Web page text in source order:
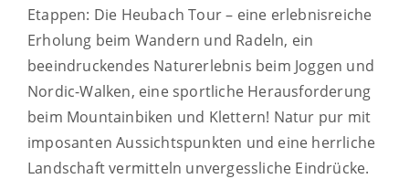
Etappen: Die Heubach Tour – eine erlebnisreiche
Erholung beim Wandern und Radeln, ein
beeindruckendes Naturerlebnis beim Joggen und
Nordic-Walken, eine sportliche Herausforderung
beim Mountainbiken und Klettern! Natur pur mit
imposanten Aussichtspunkten und eine herrliche
Landschaft vermitteln unvergessliche Eindrücke.